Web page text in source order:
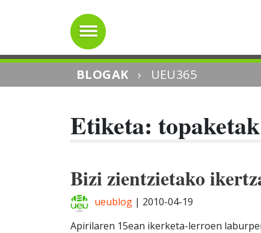
BLOGAK › UEU365
Etiketa: topaketak
Bizi zientzietako
ueublog | 2010-04-19
Apirilaren 15ean ikerketa-lerroen